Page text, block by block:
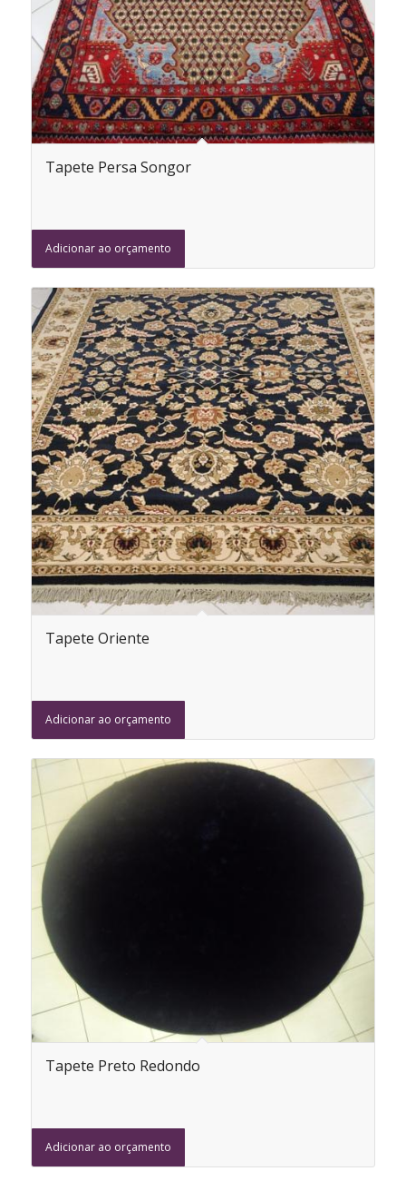
Tapete Persa Songor
Adicionar ao orçamento
Tapete Oriente
Adicionar ao orçamento
Tapete Preto Redondo
Adicionar ao orçamento